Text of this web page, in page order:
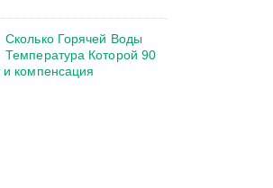
Сколько Горячей Воды
Температура Которой 90
и компенсация